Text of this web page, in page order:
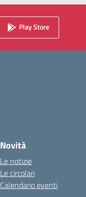
Play Store
Novità
Le notizie
Le circolari
Calendario eventi